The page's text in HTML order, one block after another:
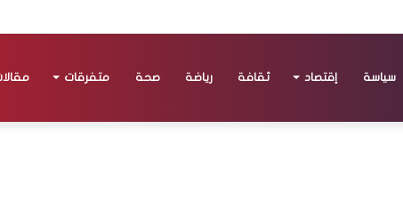
سياسة إقتصاد ثقافة رياضة صحة متفرقات